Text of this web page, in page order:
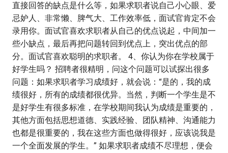
直接回答的缺点是什么等，如果求职者说自己小心眼、爱
忌妒人、非常懒、脾气大、工作效率低，面试官肯定不会
录用你。面试官喜欢求职者从自己的优点说起，中间加一
些小缺点，最后再把问题转回到优点上，突出优点的部
分。面试官喜欢聪明的求职者。 4、你认为你在学校属于
好学生吗？ 招聘者很精明，问这个问题可以试探出很多
问题：如果求职者学习成绩好，就会说：“是的，我的成
绩很好，所有的成绩都很优异。当然，判断一个学生是不
是好学生有很多标准，在学校期间我认为成绩是重要的，
其他方面包括思想道德、实践经验、团队精神、沟通能力
也都是很重要的，我在这些方面也做得很好，应该说我是
一个全面发展的学生。” 如果求职者成绩不尽理想，便会